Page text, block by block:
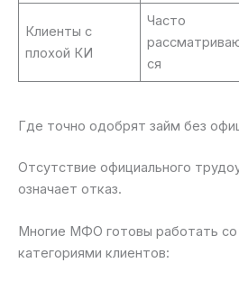
Клиенты с
плохой КИ
Часто
ся
Где точно одобрят займ без
Отсутствие официального
означает отказ.
Многие МФО готовы работать
категориями клиентов: